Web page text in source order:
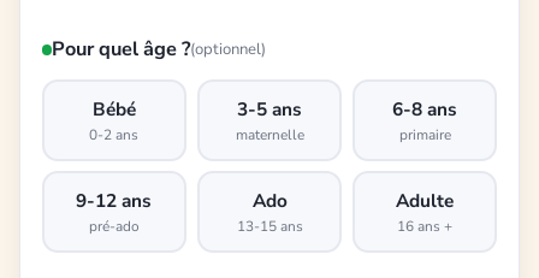
Pour quel âge ?(optionnel)
Bébé
0-2 ans
3-5 ans
maternelle
6-8 ans
primaire
9-12 ans
pré-ado
Ado
13-15 ans
Adulte
16 ans +